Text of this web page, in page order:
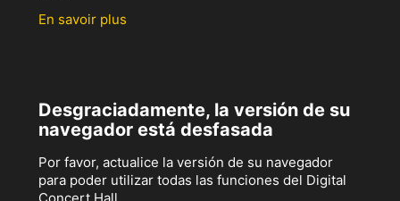
En savoir plus
Desgraciadamente, la versión de su
navegador está desfasada
Por favor, actualice la versión de su navegador
para poder utilizar todas las funciones del Digital